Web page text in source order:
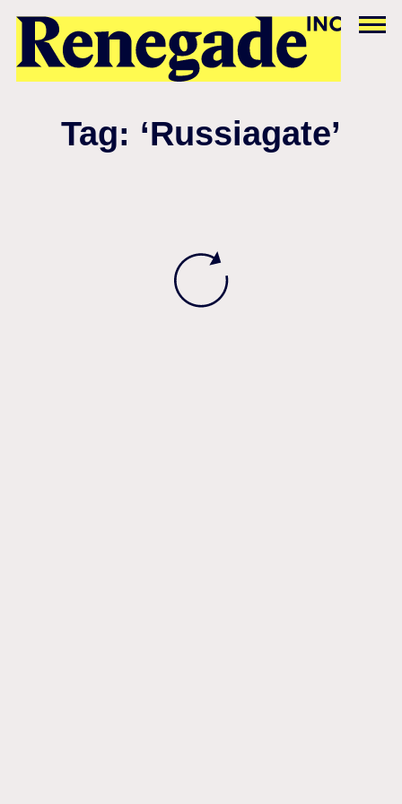
Tag: ‘Russiagate’